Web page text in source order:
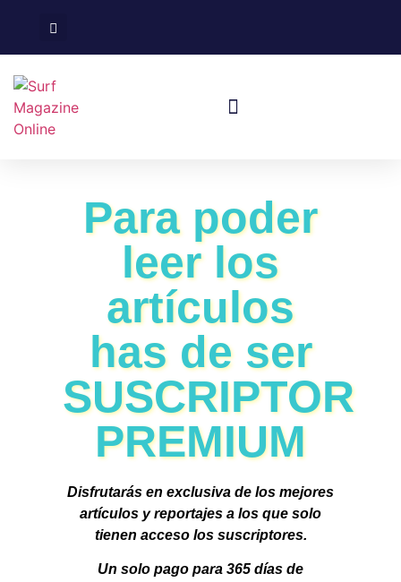
Para poder
leer los
artículos
has de ser
SUSCRIPTOR
PREMIUM
Disfrutarás en exclusiva de los mejores
artículos y reportajes a los que solo
tienen acceso los suscriptores.
Un solo pago para 365 días de